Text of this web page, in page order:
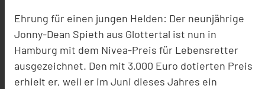
Ehrung für einen jungen Helden: Der neunjährige
Jonny-Dean Spieth aus Glottertal ist nun in
Hamburg mit dem Nivea-Preis für Lebensretter
ausgezeichnet. Den mit 3.000 Euro dotierten Preis
erhielt er, weil er im Juni dieses Jahres ein